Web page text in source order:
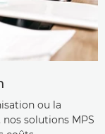
ou la
solutions MPS